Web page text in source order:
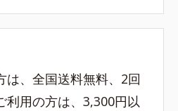
は、全国送料無料、2回
利用の方は、3,300円以